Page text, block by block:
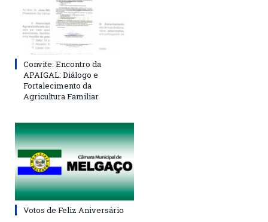
Convite: Encontro da
APAIGAL: Diálogo e
Fortalecimento da
Agricultura Familiar
Votos de Feliz Aniversário